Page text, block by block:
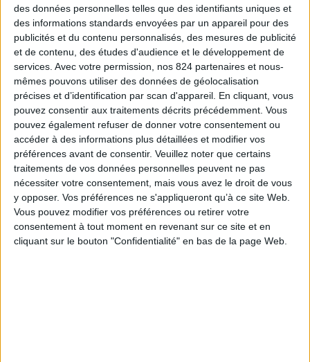
des données personnelles telles que des identifiants uniques et
des informations standards envoyées par un appareil pour des
publicités et du contenu personnalisés, des mesures de publicité
et de contenu, des études d'audience et le développement de
services. Avec votre permission, nos 824 partenaires et nous-
mêmes pouvons utiliser des données de géolocalisation
précises et d’identification par scan d'appareil. En cliquant, vous
pouvez consentir aux traitements décrits précédemment. Vous
pouvez également refuser de donner votre consentement ou
accéder à des informations plus détaillées et modifier vos
préférences avant de consentir. Veuillez noter que certains
traitements de vos données personnelles peuvent ne pas
nécessiter votre consentement, mais vous avez le droit de vous
y opposer. Vos préférences ne s'appliqueront qu’à ce site Web.
Vous pouvez modifier vos préférences ou retirer votre
consentement à tout moment en revenant sur ce site et en
cliquant sur le bouton "Confidentialité" en bas de la page Web.
MAILLOT NOIR 25-26 ENFANT SANS
SPONSORS
Prix
80,00 € -40% Prix
48,00 €